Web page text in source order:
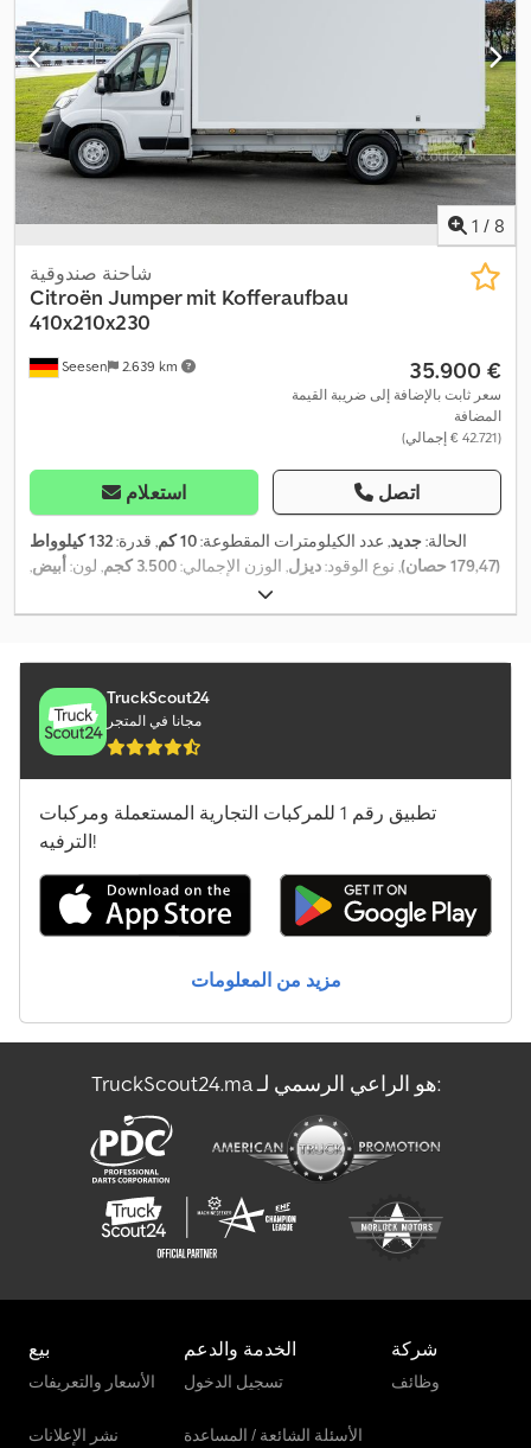
1 / 8
Seesen 2.639 km
شاحنة صندوقية
Citroën Jumper mit Kofferaufbau
410x210x230
‏35.900 €
سعر ثابت بالإضافة إلى ضريبة القيمة
المضافة
(‏42.721 € إجمالي)
استعلام اتصل
الحالة:جديد, عدد الكيلومترات المقطوعة:10 كم , قدرة:
132 كيلوواط
(179,47 حصان)
, نوع الوقود:ديزل, الوزن الإجمالي:3.500 كجم , لون: أبيض,
, طول مساحة التحميل:
التحميل:2.100 مم , ارتفاع مساحة التحميل:2.300 مم , معدات:برنامج
المانعة للانغلاق (ABS),
TruckScout24
مجانا في المتجر
تطبيق رقم 1 للمركبات التجارية المستعملة ومركبات
الترفيه!
مزيد من المعلومات
TruckScout24.ma هو الراعي الرسمي لـ:
بيع
الأسعار والتعريفات
نشر الإعلانات
الخدمة والدعم
تسجيل الدخول
الأسئلة الشائعة / المساعدة
شركة
وظائف